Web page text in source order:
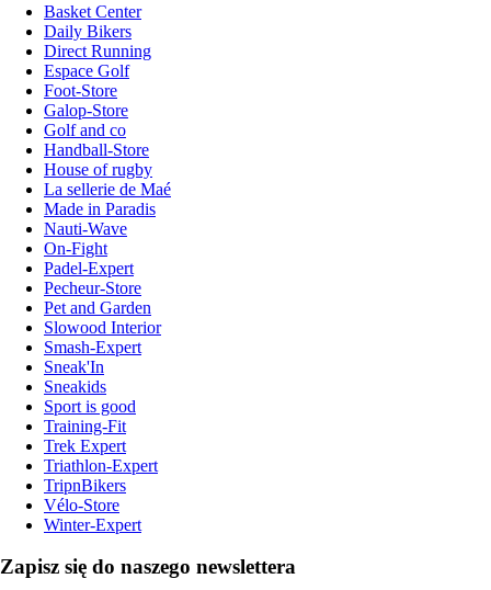
Basket Center
Daily Bikers
Direct Running
Espace Golf
Foot-Store
Galop-Store
Golf and co
Handball-Store
House of rugby
La sellerie de Maé
Made in Paradis
Nauti-Wave
On-Fight
Padel-Expert
Pecheur-Store
Pet and Garden
Slowood Interior
Smash-Expert
Sneak'In
Sneakids
Sport is good
Training-Fit
Trek Expert
Triathlon-Expert
TripnBikers
Vélo-Store
Winter-Expert
Zapisz się do naszego newslettera